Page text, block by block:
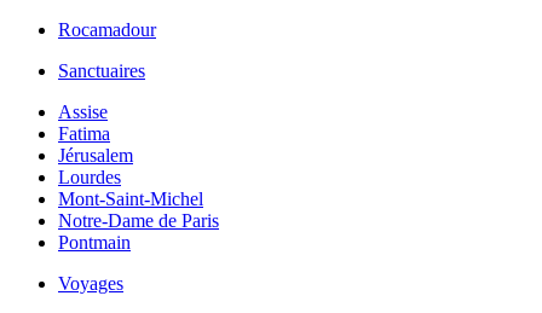
Rocamadour
Sanctuaires
Assise
Fatima
Jérusalem
Lourdes
Mont-Saint-Michel
Notre-Dame de Paris
Pontmain
Voyages